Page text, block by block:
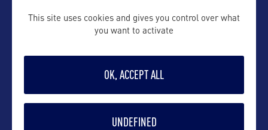
This site uses cookies and gives you control over what
you want to activate
OK, ACCEPT ALL
UNDEFINED